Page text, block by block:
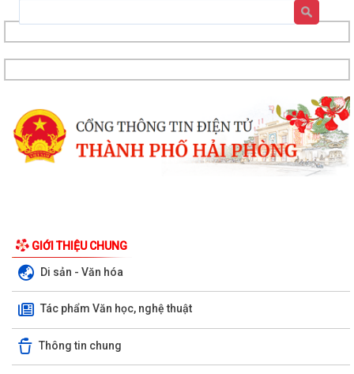
GIỚI THIỆU CHUNG
Di sản - Văn hóa
Tác phẩm Văn học, nghệ thuật
Thông tin chung